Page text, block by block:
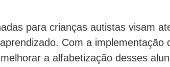
para crianças autistas visam
Com a implementação
a alfabetização desses